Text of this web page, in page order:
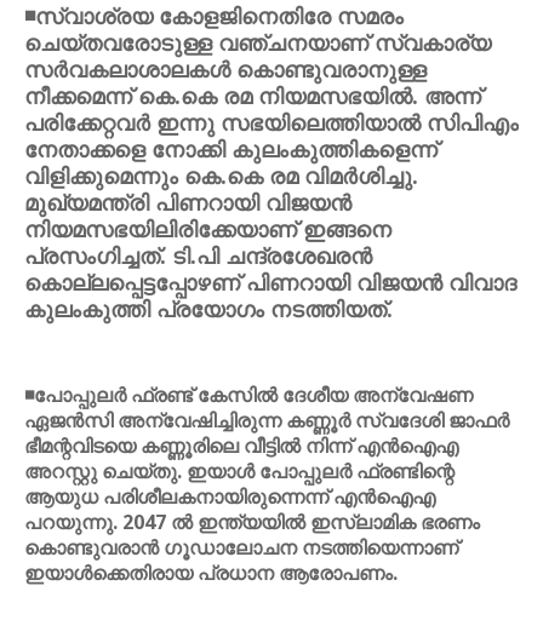
◾സ്വാശ്രയ കോളജിനെതിരേ സമരം
ചെയ്തവരോടുള്ള വഞ്ചനയാണ് സ്വകാര്യ
സര്‍വകലാശാലകള്‍ കൊണ്ടുവരാനുള്ള
നീക്കമെന്ന് കെ.കെ രമ നിയമസഭയില്‍. അന്ന്
പരിക്കേറ്റവര്‍ ഇന്നു സഭയിലെത്തിയാല്‍ സിപിഎം
നേതാക്കളെ നോക്കി കുലംകുത്തികളെന്ന്
വിളിക്കുമെന്നും കെ.കെ രമ വിമര്‍ശിച്ചു.
മുഖ്യമന്ത്രി പിണറായി വിജയന്‍
നിയമസഭയിലിരിക്കേയാണ് ഇങ്ങനെ
പ്രസംഗിച്ചത്. ടി.പി ചന്ദ്രശേഖരന്‍
കൊല്ലപ്പെട്ടപ്പോഴണ് പിണറായി വിജയന്‍ വിവാദ
കുലംകുത്തി പ്രയോഗം നടത്തിയത്.
◾പോപ്പുലര്‍ ഫ്രണ്ട് കേസില്‍ ദേശീയ അന്വേഷണ
ഏജന്‍സി അന്വേഷിച്ചിരുന്ന കണ്ണൂര്‍ സ്വദേശി ജാഫര്‍
ഭീമന്റവിടയെ കണ്ണൂരിലെ വീട്ടില്‍ നിന്ന് എന്‍ഐഎ
അറസ്റ്റു ചെയ്തു. ഇയാള്‍ പോപ്പുലര്‍ ഫ്രണ്ടിന്റെ
ആയുധ പരിശീലകനായിരുന്നെന്ന് എന്‍ഐഎ
പറയുന്നു. 2047 ല്‍ ഇന്ത്യയില്‍ ഇസ്ലാമിക ഭരണം
കൊണ്ടുവരാന്‍ ഗൂഡാലോചന നടത്തിയെന്നാണ്
ഇയാള്‍ക്കെതിരായ പ്രധാന ആരോപണം.